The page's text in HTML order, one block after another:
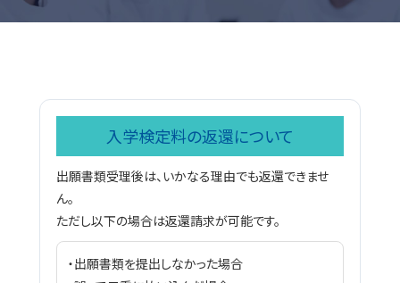
入学検定料の返還について
出願書類受理後は、いかなる理由でも返還できませ
ん。
ただし以下の場合は返還請求が可能です。
・出願書類を提出しなかった場合